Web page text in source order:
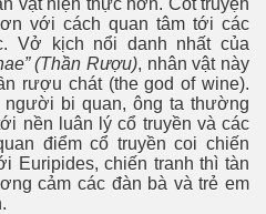
với cách quan tâm tới các
Vở kịch nổi danh nhất của
(Thần Rượu), nhân vật này
rượu chát (the god of wine).
bi quan, ông ta thường
nền luân lý cổ truyền và các
điểm cổ truyền coi chiến
Euripides, chiến tranh thì tàn
cảm các đàn bà và trẻ em